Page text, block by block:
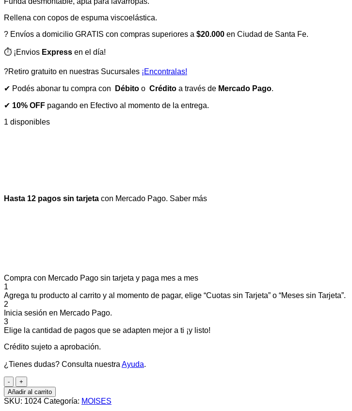
Rellena con copos de espuma viscoelástica.
? Envíos a domicilio GRATIS con compras superiores a $20.000 en Ciudad de Santa Fe.
⏱️ ¡Envios Express en el día!
?Retiro gratuito en nuestras Sucursales ¡Encontralas!
✔ Podés abonar tu compra con Débito o Crédito a través de Mercado Pago.
✔ 10% OFF pagando en Efectivo al momento de la entrega.
1 disponibles
Hasta 12 pagos sin tarjeta con Mercado Pago. Saber más
Compra con Mercado Pago sin tarjeta y paga mes a mes
1
Agrega tu producto al carrito y al momento de pagar, elige “Cuotas sin Tarjeta” o “Meses sin Tarjeta”.
2
Inicia sesión en Mercado Pago.
3
Elige la cantidad de pagos que se adapten mejor a ti ¡y listo!
Crédito sujeto a aprobación.
¿Tienes dudas? Consulta nuestra Ayuda.
Camita
refugio
con
mantita
Añadir al carrito
SKU: 1024 Categoría: MOISES